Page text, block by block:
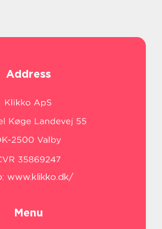
Address
www.klikko.dk/
Menu